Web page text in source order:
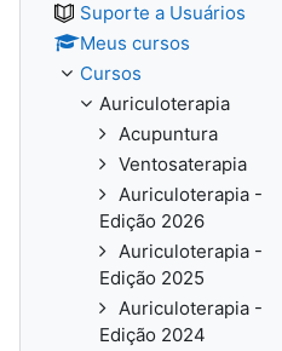
Suporte a Usuários
Meus cursos
Cursos
Auriculoterapia
Acupuntura
Ventosaterapia
Auriculoterapia -
Edição 2026
Auriculoterapia -
Edição 2025
Auriculoterapia -
Edição 2024